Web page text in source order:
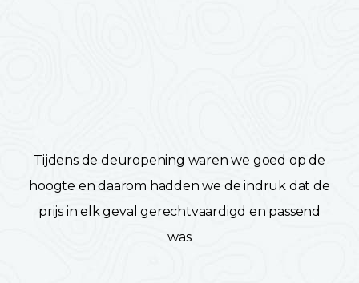
Tijdens de deuropening waren we goed op de
hoogte en daarom hadden we de indruk dat de
prijs in elk geval gerechtvaardigd en passend
was